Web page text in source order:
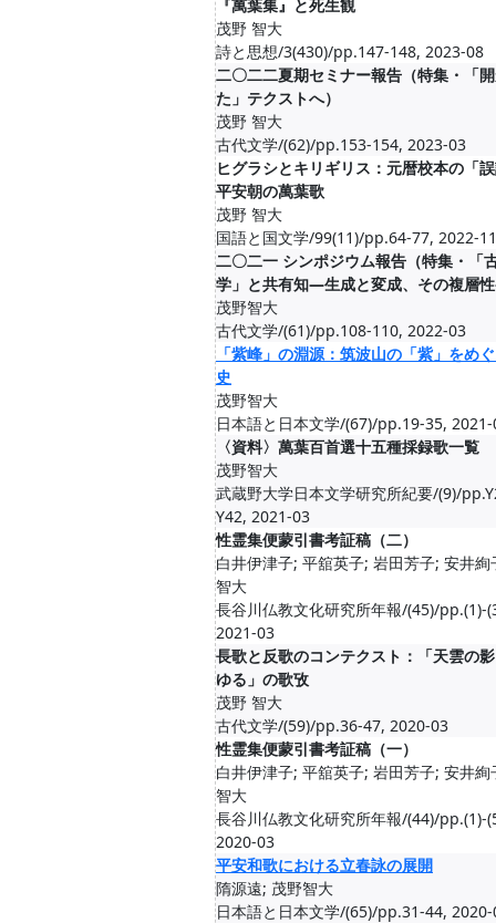
『萬葉集』と死生観
茂野 智大
詩と思想/3(430)/pp.147-148, 2023-08
二〇二二夏期セミナー報告（特集・「
た」テクストへ）
茂野 智大
古代文学/(62)/pp.153-154, 2023-03
ヒグラシとキリギリス：元暦校本の「
平安朝の萬葉歌
茂野 智大
国語と国文学/99(11)/pp.64-77, 2022-11
二〇二一 シンポジウム報告（特集・「
学」と共有知―生成と変成、その複層
茂野智大
古代文学/(61)/pp.108-110, 2022-03
「紫峰」の淵源：筑波山の「紫」をめ
史
茂野智大
日本語と日本文学/(67)/pp.19-35,
〈資料〉萬葉百首選十五種採録歌一覧
茂野智大
武蔵野大学日本文学研究所紀要/(9)/
Y42, 2021-03
性霊集便蒙引書考証稿（二）
白井伊津子; 平舘英子; 岩田芳子; 安井絢
智大
長谷川仏教文化研究所年報/(45)/pp.(1)-
2021-03
長歌と反歌のコンテクスト：「天雲の
ゆる」の歌攷
茂野 智大
古代文学/(59)/pp.36-47, 2020-03
性霊集便蒙引書考証稿（一）
白井伊津子; 平舘英子; 岩田芳子; 安井絢
智大
長谷川仏教文化研究所年報/(44)/pp.(1)-
2020-03
平安和歌における立春詠の展開
隋源遠; 茂野智大
日本語と日本文学/(65)/pp.31-44,